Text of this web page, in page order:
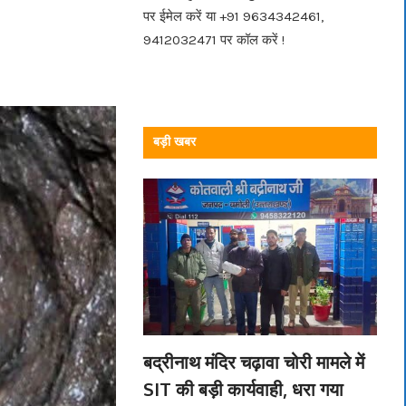
पर ईमेल करें या +91 9634342461,
9412032471 पर कॉल करें !
बड़ी खबर
बद्रीनाथ मंदिर चढ़ावा चोरी मामले में
SIT की बड़ी कार्यवाही, धरा गया